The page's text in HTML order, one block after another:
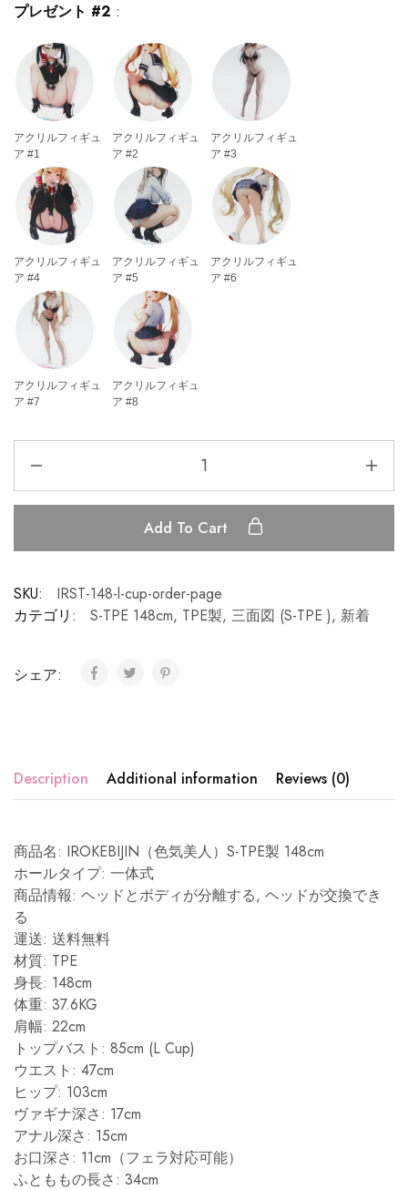
プレゼント #2 :
アクリルフィギュ
ア #1
アクリルフィギュ
ア #2
アクリルフィギュ
ア #3
アクリルフィギュ
ア #4
アクリルフィギュ
ア #5
アクリルフィギュ
ア #6
アクリルフィギュ
ア #7
アクリルフィギュ
ア #8
Add To Cart
SKU:
IRST-148-l-cup-order-page
カテゴリ:
S-TPE 148cm, TPE製, 三面図 (S-TPE ), 新着
シェア:
Description Additional information Reviews (0)
商品名: IROKEBIJIN（色気美人）S-TPE製 148cm
ホールタイプ: 一体式
商品情報: ヘッドとボディが分離する, ヘッドが交換でき
る
運送: 送料無料
材質: TPE
身長: 148cm
体重: 37.6KG
肩幅: 22cm
トップバスト: 85cm (L Cup)
ウエスト: 47cm
ヒップ: 103cm
ヴァギナ深さ: 17cm
アナル深さ: 15cm
お口深さ: 11cm（フェラ対応可能）
ふとももの長さ: 34cm